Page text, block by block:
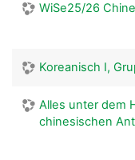
WiSe25/26
Koreanisch I,
Alles unter dem
chinesischen